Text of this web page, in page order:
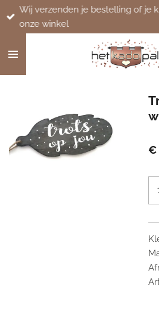
Ga
direct
de
Wij verzenden je bestelling of je
onze winkel
€